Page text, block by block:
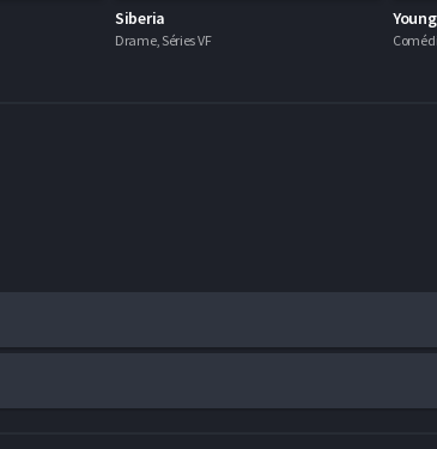
Siberia
Drame, Séries VF